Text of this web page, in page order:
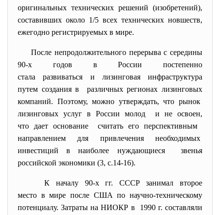
оригинальных технических решений (изобретений),
составивших около 1/5 всех технических новшеств,
ежегодно регистрируемых в мире.
После непродолжительного перерыва с середины
90-х годов в России постепенно
стала развиваться и лизинговая инфраструктура
путем создания в различных регионах лизинговых
компаний. Поэтому, можно утверждать, что рынок
лизинговых услуг в России молод и не освоен,
что дает основание считать его перспективным
направлением для привлечения необходимых
инвестиций в наиболее нуждающиеся звенья
российской экономики (3, с.14-16).
К началу 90-х гг. СССР занимал второе
место в мире после США по научно-техническому
потенциалу. Затраты на НИОКР в 1990 г. составляли